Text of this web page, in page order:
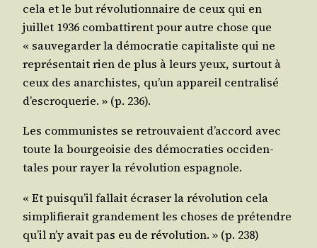
cela et le but révo­lu­tion­naire de ceux qui en
juillet 1936 com­bat­tirent pour autre chose que
« sau­ve­gar­der la démo­cra­tie capi­ta­liste qui ne
repré­sen­tait rien de plus à leurs yeux, sur­tout à
ceux des anar­chistes, qu’un appa­reil cen­tra­li­sé
d’escroquerie. » (p. 236).
Les com­mu­nistes se retrou­vaient d’accord avec
toute la bour­geoi­sie des démo­cra­ties occi­den­
tales pour rayer la révo­lu­tion espagnole.
« Et puisqu’il fal­lait écra­ser la révo­lu­tion cela
sim­pli­fie­rait gran­de­ment les choses de pré­tendre
qu’il n’y avait pas eu de révo­lu­tion. » (p. 238)